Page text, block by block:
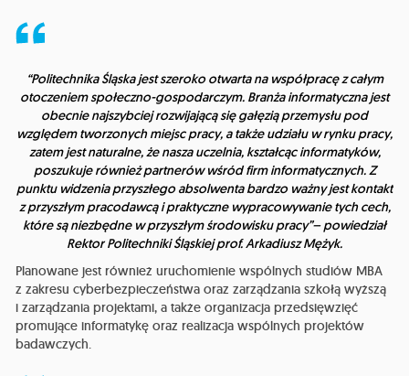
“Politechnika Śląska jest szeroko otwarta na współpracę z całym
otoczeniem społeczno-gospodarczym. Branża informatyczna jest
obecnie najszybciej rozwijającą się gałęzią przemysłu pod
względem tworzonych miejsc pracy, a także udziału w rynku pracy,
zatem jest naturalne, że nasza uczelnia, kształcąc informatyków,
poszukuje również partnerów wśród firm informatycznych. Z
punktu widzenia przyszłego absolwenta bardzo ważny jest kontakt
z przyszłym pracodawcą i praktyczne wypracowywanie tych cech,
które są niezbędne w przyszłym środowisku pracy”– powiedział
Rektor Politechniki Śląskiej prof. Arkadiusz Mężyk.
Planowane jest również uruchomienie wspólnych studiów MBA
z zakresu cyberbezpieczeństwa oraz zarządzania szkołą wyższą
i zarządzania projektami, a także organizacja przedsięwzięć
promujące informatykę oraz realizacja wspólnych projektów
badawczych.